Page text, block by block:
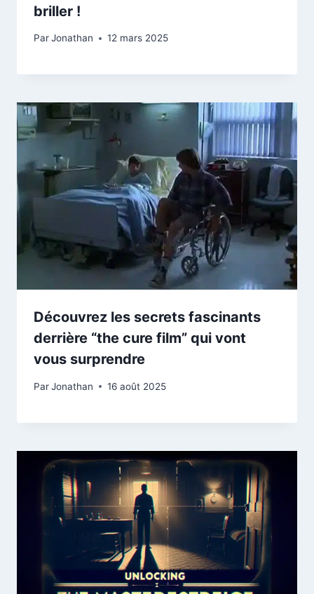
briller !
ParJonathan 12 mars 2025
Découvrez les secrets fascinants
derrière “the cure film” qui vont
vous surprendre
ParJonathan 16 août 2025